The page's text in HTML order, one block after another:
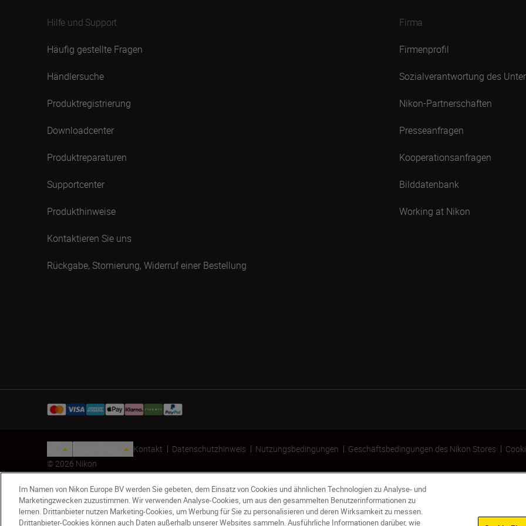
Hilfe und Support
Häufig gestellte Fragen
Händlersuche
Produktregistrierung
Downloadcenter
Produktreparaturen
Supportcenter
Produkthinweise
Kontaktieren Sie uns
Rückgabe, Stornierung, Widerruf einer Bestellung
Firma
Firmenprofil
Sozialverantwortung des
Nikon-Partnerschaften
Presseanfragen
Kooperationsanfragen
Bilddatenbank
Working at Nikon
Kontakt Datenschutzhinweis Nutzungsbedingungen Geschäftsbedingungen des Nikon Stores
© 2026 Nikon
Im Namen von Nikon Europe BV werden Sie gebeten, dem Einsatz von Cookies und ähnlichen Technologien zu Analyse- und
Marketingzwecken zuzustimmen. Wir verwenden Analyse-Cookies, um aus den gesammelten Benutzerinformationen zu
lernen. Drittanbieter nutzen Marketing-Cookies, um Werbung für Sie zu personalisieren und deren Wirksamkeit zu messen.
Drittanbieter-Cookies können auch Daten außerhalb unserer Websites sammeln. Ausführliche Informationen darüber, wie